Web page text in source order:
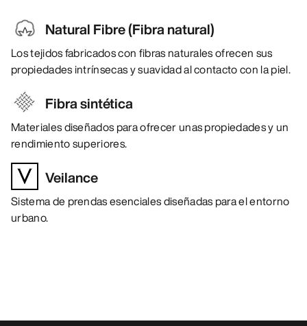
Natural Fibre (Fibra natural)
Los tejidos fabricados con fibras naturales ofrecen sus
propiedades intrínsecas y suavidad al contacto con la piel.
Fibra sintética
Materiales diseñados para ofrecer unas propiedades y un
rendimiento superiores.
Veilance
Sistema de prendas esenciales diseñadas para el entorno
urbano.